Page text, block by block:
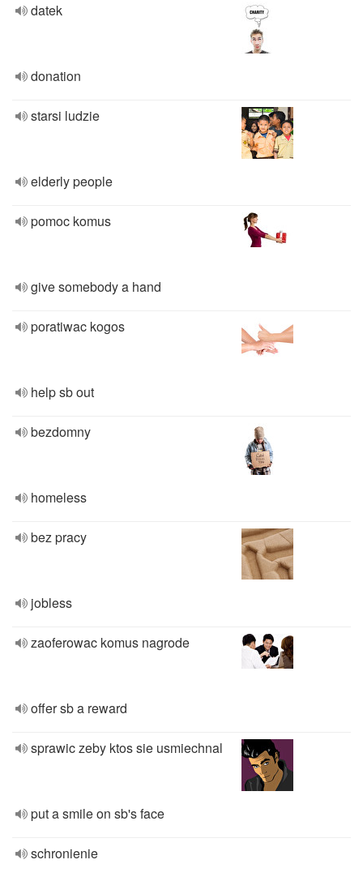
datek
donation
starsi ludzie
elderly people
pomoc komus
give somebody a hand
poratiwac kogos
help sb out
bezdomny
homeless
bez pracy
jobless
zaoferowac komus nagrode
offer sb a reward
sprawic zeby ktos sie usmiechnal
put a smile on sb's face
schronienie